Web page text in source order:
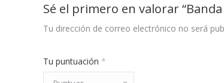
Sé el primero en valorar
Tu dirección de correo electrónico no será
Tu puntuación *